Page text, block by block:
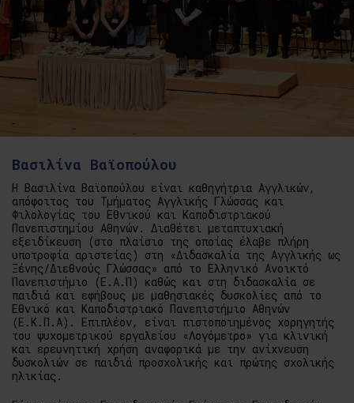
Βασιλίνα Βαϊοπούλου
Η Βασιλίνα Βαϊοπούλου είναι καθηγήτρια Αγγλικών,
απόφοιτος του Τμήματος Αγγλικής Γλώσσας και
Φιλολογίας του Εθνικού και Καποδιστριακού
Πανεπιστημίου Αθηνών. Διαθέτει μεταπτυχιακή
εξειδίκευση (στο πλαίσιο της οποίας έλαβε πλήρη
υποτροφία αριστείας) στη «Διδασκαλία της Αγγλικής ως
Ξένης/Διεθνούς Γλώσσας» από το Ελληνικό Ανοικτό
Πανεπιστήμιο (Ε.Α.Π) καθώς και στη διδασκαλία σε
παιδιά και εφήβους με μαθησιακές δυσκολίες από το
Εθνικό και Καποδιστριακό Πανεπιστήμιο Αθηνών
(Ε.Κ.Π.Α). Επιπλέον, είναι πιστοποιημένος χορηγητής
του ψυχομετρικού εργαλείου «Λογόμετρο» για κλινική
και ερευνητική χρήση αναφορικά με την ανίχνευση
δυσκολιών σε παιδιά προσχολικής και πρώτης σχολικής
ηλικίας.